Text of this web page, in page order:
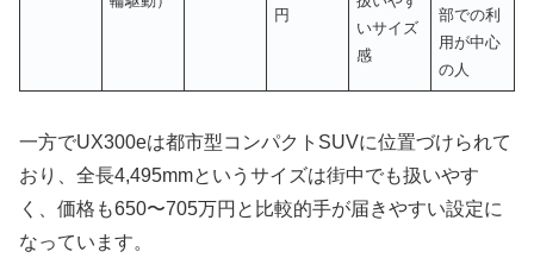
円
いサイズ
感
部での利
用が中心
の人
一方でUX300eは都市型コンパクトSUVに位置づけられて
おり、全長4,495mmというサイズは街中でも扱いやす
く、価格も650〜705万円と比較的手が届きやすい設定に
なっています。